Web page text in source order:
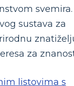
svemira.
sustava za
za
listovima s